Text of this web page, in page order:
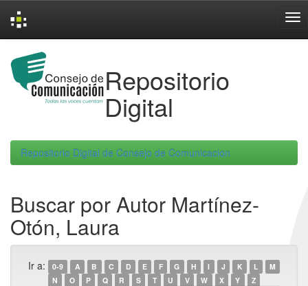
navigation
Repositorio
Digital
Repositorio Digital de Consejo de Comunicacion
Buscar por Autor Martínez-
Otón, Laura
Ir a: 0-9 A B C D E F G H I J K L
M
N
O P Q R S T U V W X Y Z